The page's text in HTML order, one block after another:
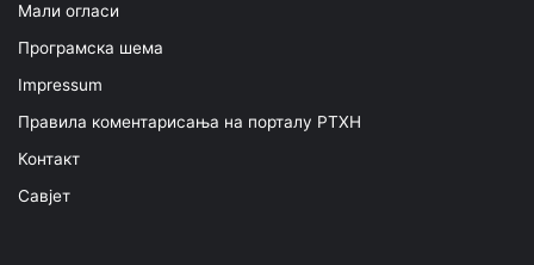
Мали огласи
Програмска шема
Impressum
Правила коментарисања на порталу РТХН
Контакт
Савјет